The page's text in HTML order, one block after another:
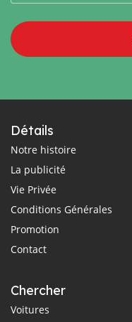
Détails
Notre histoire
La publicité
Vie Privée
Conditions Générales
Promotion
Contact
Chercher
Voitures